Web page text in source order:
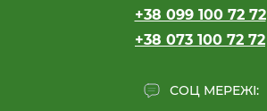
+38 099 100 72 72
+38 073 100 72 72
СОЦ МЕРЕЖІ: